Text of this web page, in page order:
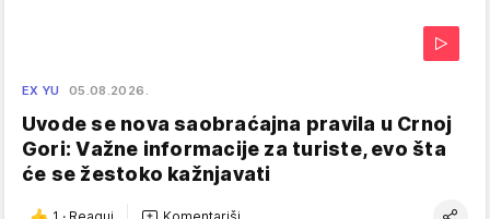
EX YU 05.08.2026.
Uvode se nova saobraćajna pravila u Crnoj
Gori: Važne informacije za turiste, evo šta
će se žestoko kažnjavati